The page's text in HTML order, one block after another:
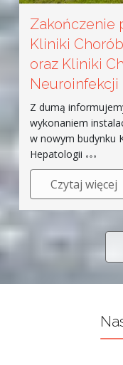
Zakończenie
Kliniki
oraz Kliniki
Neuroinfekcji
Z dumą
wykonaniem
w nowym budynku
Hepatologii
Czytaj więcej